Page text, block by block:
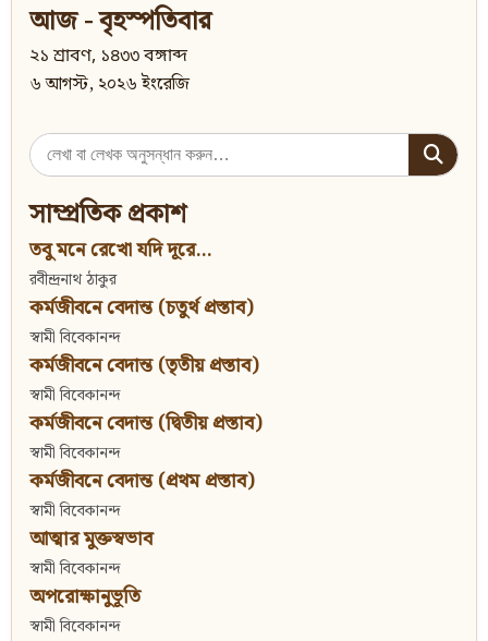
আজ - বৃহস্পতিবার
২১ শ্রাবণ, ১৪৩৩ বঙ্গাব্দ
৬ আগস্ট, ২০২৬ ইংরেজি
Search
for:
সাম্প্রতিক প্রকাশ
তবু মনে রেখো যদি দূরে...
রবীন্দ্রনাথ ঠাকুর
কর্মজীবনে বেদান্ত (চতুর্থ প্রস্তাব)
স্বামী বিবেকানন্দ
কর্মজীবনে বেদান্ত (তৃতীয় প্রস্তাব)
স্বামী বিবেকানন্দ
কর্মজীবনে বেদান্ত (দ্বিতীয় প্রস্তাব)
স্বামী বিবেকানন্দ
কর্মজীবনে বেদান্ত (প্রথম প্রস্তাব)
স্বামী বিবেকানন্দ
আত্মার মুক্তস্বভাব
স্বামী বিবেকানন্দ
অপরোক্ষানুভূতি
স্বামী বিবেকানন্দ